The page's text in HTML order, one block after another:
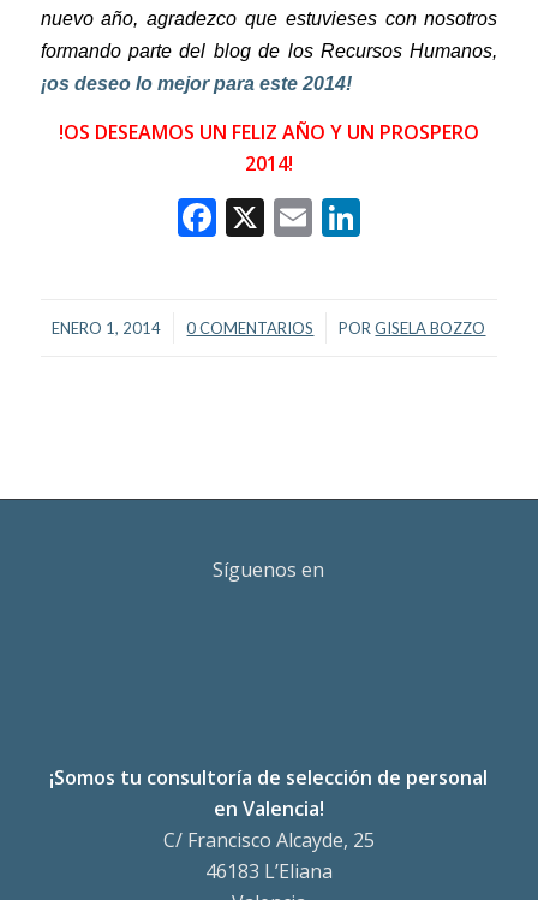
nuevo año, agradezco que estuvieses con nosotros
formando parte del blog de los Recursos Humanos,
¡os deseo lo mejor para este 2014!
!OS DESEAMOS UN FELIZ AÑO Y UN PROSPERO
2014!
Facebook
X EmailLinkedIn
ENERO 1, 2014
/ 0 COMENTARIOS
/ PORGISELA BOZZO
Síguenos en
¡Somos tu consultoría de selección de personal
en Valencia!
C/ Francisco Alcayde, 25
46183 L’Eliana